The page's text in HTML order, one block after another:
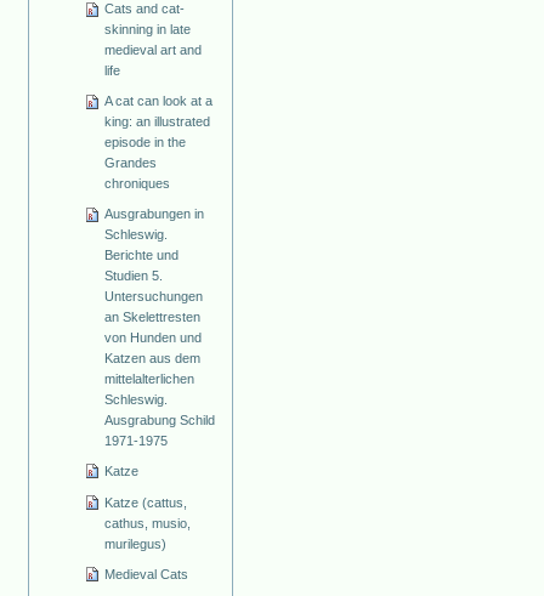
Cats and cat-
skinning in late
medieval art and
life
A cat can look at a
king: an illustrated
episode in the
Grandes
chroniques
Ausgrabungen in
Schleswig.
Berichte und
Studien 5.
Untersuchungen
an Skelettresten
von Hunden und
Katzen aus dem
mittelalterlichen
Schleswig.
Ausgrabung Schild
1971-1975
Katze
Katze (cattus,
cathus, musio,
murilegus)
Medieval Cats